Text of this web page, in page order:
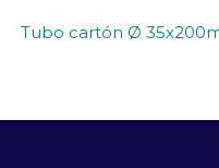
Tubo cartón Ø